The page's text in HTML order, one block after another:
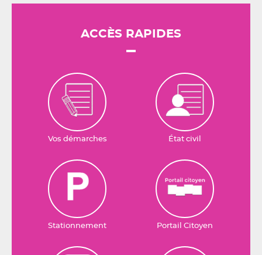
ACCÈS RAPIDES
Vos démarches État civil
Stationnement Portail Citoyen